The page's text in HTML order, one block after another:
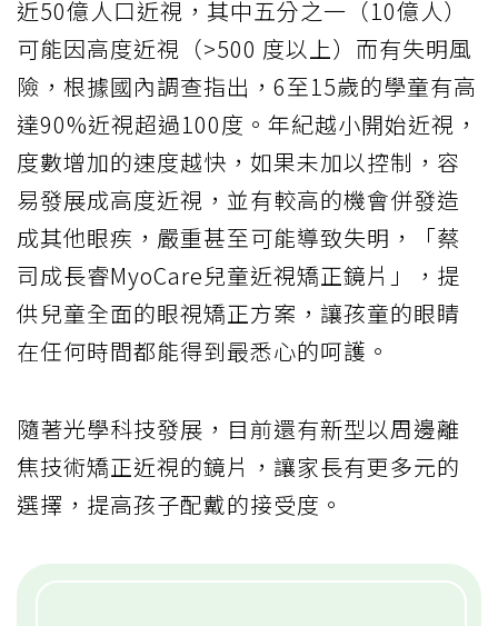
近50億人口近視，其中五分之一（10億人）
可能因高度近視（>500 度以上）而有失明風
險，根據國內調查指出，6至15歲的學童有高
達90%近視超過100度。年紀越小開始近視，
度數增加的速度越快，如果未加以控制，容
易發展成高度近視，並有較高的機會併發造
成其他眼疾，嚴重甚至可能導致失明，「蔡
司成長睿MyoCare兒童近視矯正鏡片」，提
供兒童全面的眼視矯正方案，讓孩童的眼睛
在任何時間都能得到最悉心的呵護。
隨著光學科技發展，目前還有新型以周邊離
焦技術矯正近視的鏡片，讓家長有更多元的
選擇，提高孩子配戴的接受度。